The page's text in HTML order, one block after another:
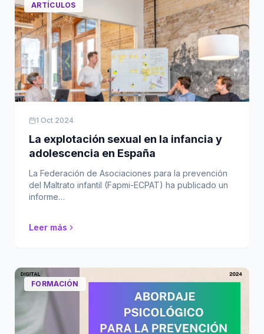
ARTÍCULOS
1 Oct 2024
La explotación sexual en la infancia y
adolescencia en España
La Federación de Asociaciones para la prevención
del Maltrato infantil (Fapmi-ECPAT) ha publicado un
informe…
Leer más
FORMACIÓN